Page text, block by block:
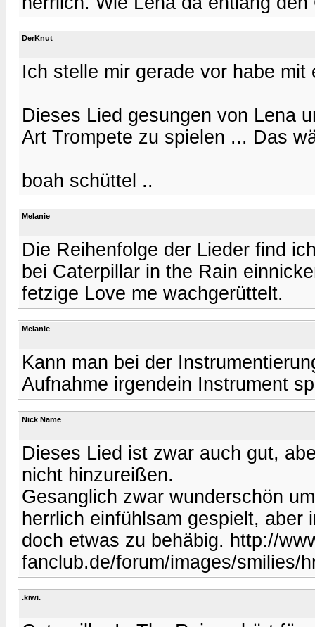
DerKnut
Ich stelle mir gerade vor habe
Dieses Lied gesungen von Lena
Art Trompete zu spielen ... Das
boah schüttel ..
Melanie
Die Reihenfolge der Lieder find
bei Caterpillar in the Rain
fetzige Love me wachgerüttelt.
Melanie
Kann man bei der
Aufnahme irgendein Instrument
Nick Name
Dieses Lied ist zwar auch gut,
nicht hinzureißen.
Gesanglich zwar wunderschön
herrlich einfühlsam gespielt,
doch etwas zu behäbig. http://
fanclub.de/forum/images/smilies/
.kiwi.